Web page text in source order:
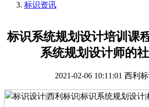
标识资讯
标识系统规划设计培训课
系统规划设计师的
2021-02-06 10:11:01 西利